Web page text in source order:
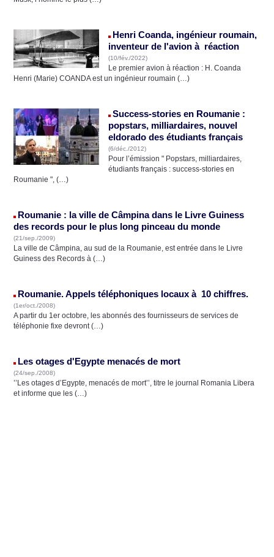
Henri Coanda, ingénieur roumain,
inventeur de l'avion à réaction
(10/fév./2022)
Le premier avion à réaction : H. Coanda
Henri (Marie) COANDA est un ingénieur roumain (…)
Success-stories en Roumanie :
popstars, milliardaires, nouvel
eldorado des étudiants français
(6/déc./2012)
Pour l’émission " Popstars, milliardaires,
étudiants français : success-stories en
Roumanie ", (…)
Roumanie : la ville de Câmpina dans le Livre Guiness
des records pour le plus long pinceau du monde
(21/sep./2009)
La ville de Câmpina, au sud de la Roumanie, est entrée dans le Livre
Guiness des Records à (…)
Roumanie. Appels téléphoniques locaux à 10 chiffres.
(1er/oct./2008)
A partir du 1er octobre, les abonnés des fournisseurs de services de
téléphonie fixe devront (…)
Les otages d'Egypte menacés de mort
(24/sep./2008)
’’Les otages d’Egypte, menacés de mort’’, titre le journal Romania Libera
et informe que les (…)